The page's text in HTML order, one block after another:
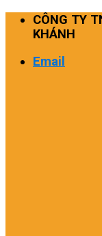
Skip
CÔNG TY
KHÁNH
Email